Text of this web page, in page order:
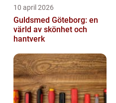
10 april 2026
Guldsmed Göteborg: en
värld av skönhet och
hantverk